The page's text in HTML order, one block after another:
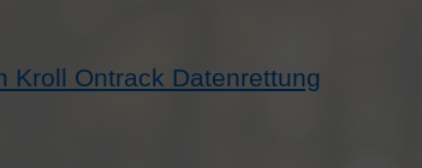
Kroll Ontrack Datenrettung